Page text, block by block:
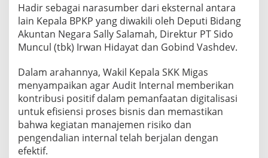
Hadir sebagai narasumber dari eksternal antara
lain Kepala BPKP yang diwakili oleh Deputi Bidang
Akuntan Negara Sally Salamah, Direktur PT Sido
Muncul (tbk) Irwan Hidayat dan Gobind Vashdev.
Dalam arahannya, Wakil Kepala SKK Migas
menyampaikan agar Audit Internal memberikan
kontribusi positif dalam pemanfaatan digitalisasi
untuk efisiensi proses bisnis dan memastikan
bahwa kegiatan manajemen risiko dan
pengendalian internal telah berjalan dengan
efektif.